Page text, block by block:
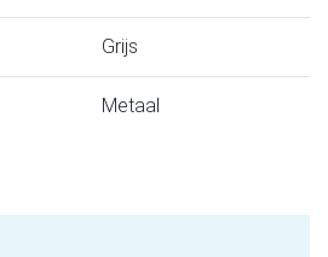
Grijs
Metaal